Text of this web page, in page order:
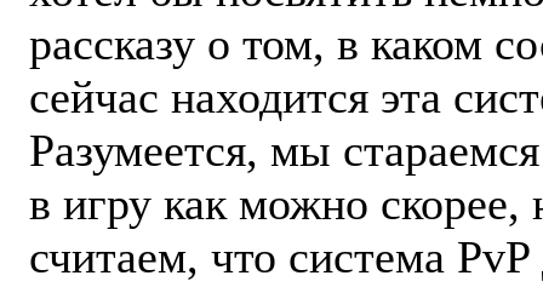
рассказу о том, в каком
сейчас находится эта
Разумеется, мы
в игру как можно скорее,
считаем, что система